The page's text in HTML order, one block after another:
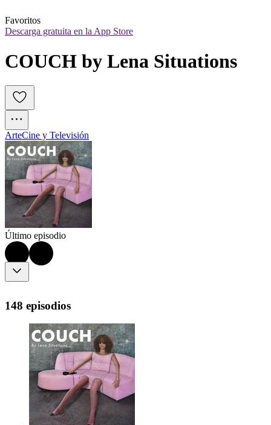
Favoritos
Descarga gratuita en la App Store
COUCH by Lena Situations
ArteCine y Televisión
Último episodio
148 episodios